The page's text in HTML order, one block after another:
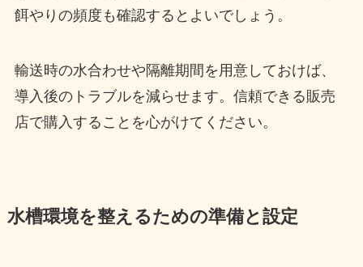
餌やりの頻度も確認するとよいでしょう。
輸送時の水合わせや隔離期間を用意しておけば、
導入後のトラブルを減らせます。信頼できる販売
店で購入することを心がけてください。
水槽環境を整えるための準備と設定